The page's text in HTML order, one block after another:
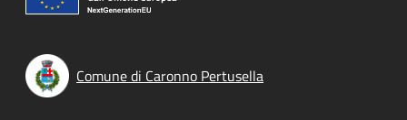
Comune di Caronno Pertusella